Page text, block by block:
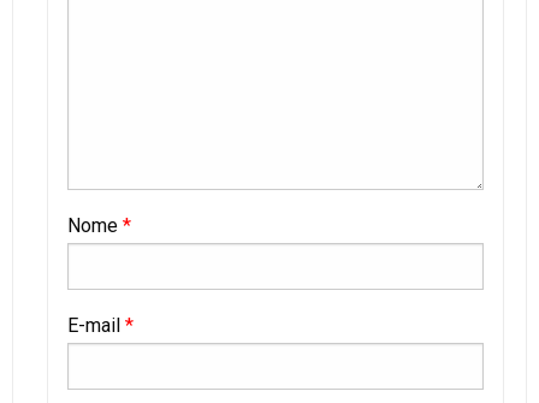
Nome *
E-mail *